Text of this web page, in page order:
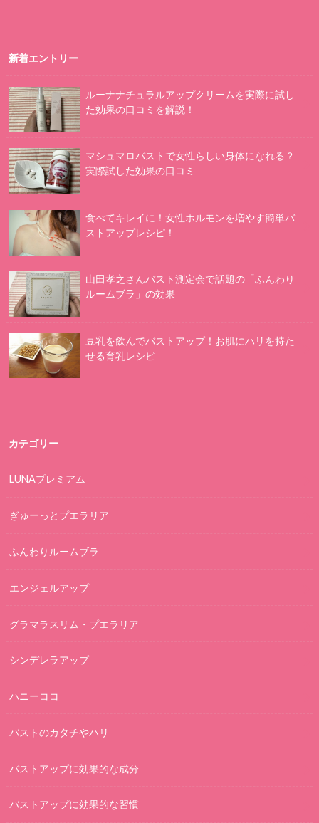
新着エントリー
ルーナナチュラルアップクリームを実際に試し
た効果の口コミを解説！
マシュマロバストで女性らしい身体になれる？
実際試した効果の口コミ
食べてキレイに！女性ホルモンを増やす簡単バ
ストアップレシピ！
山田孝之さんバスト測定会で話題の「ふんわり
ルームブラ」の効果
豆乳を飲んでバストアップ！お肌にハリを持た
せる育乳レシピ
カテゴリー
LUNAプレミアム
ぎゅーっとプエラリア
ふんわりルームブラ
エンジェルアップ
グラマラスリム・プエラリア
シンデレラアップ
ハニーココ
バストのカタチやハリ
バストアップに効果的な成分
バストアップに効果的な習慣